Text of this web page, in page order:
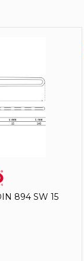
894 SW 15